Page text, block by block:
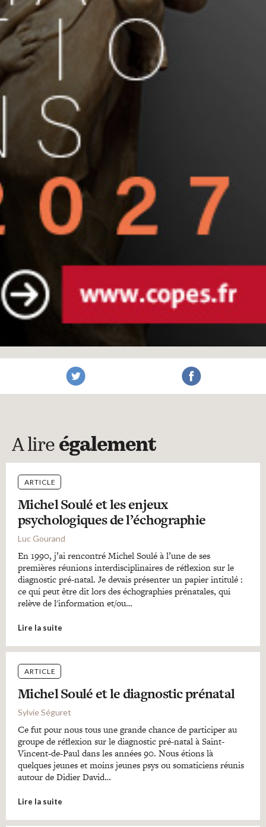
A lire également
ARTICLE
Michel Soulé et les enjeux
psychologiques de l’échographie
Luc Gourand
En 1990, j’ai rencontré Michel Soulé à l’une de ses
premières réunions interdisciplinaires de réflexion sur le
diagnostic pré-natal. Je devais présenter un papier intitulé :
ce qui peut être dit lors des échographies prénatales, qui
relève de l'information et/ou…
Lire la suite
ARTICLE
Michel Soulé et le diagnostic prénatal
Sylvie Séguret
Ce fut pour nous tous une grande chance de participer au
groupe de réflexion sur le diagnostic pré-natal à Saint-
Vincent-de-Paul dans les années 90. Nous étions là
quelques jeunes et moins jeunes psys ou somaticiens réunis
autour de Didier David…
Lire la suite